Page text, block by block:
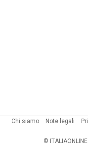
Chi siamo Note legali
©